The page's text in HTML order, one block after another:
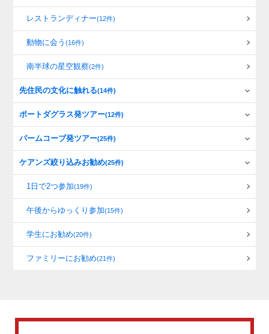
レストランディナー(12件)
動物に会う(16件)
南半球の星空観察(2件)
先住民の文化に触れる(14件)
ポートダグラス発ツアー(12件)
パームコーブ発ツアー(25件)
ケアンズ絞り込みお勧め(25件)
1日で2つ参加(19件)
午後からゆっくり参加(15件)
学生にお勧め(20件)
ファミリーにお勧め(21件)